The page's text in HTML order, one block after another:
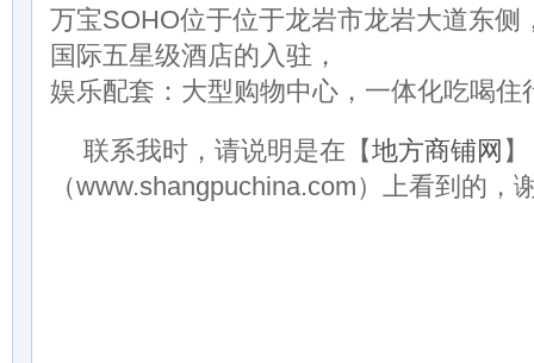
万宝SOHO位于位于龙岩市龙岩大道东侧
国际五星级酒店的入驻，
娱乐配套：大型购物中心，一体化吃喝住
联系我时，请说明是在【地方商铺网 】
（www.shangpuchina.com）上看到的，